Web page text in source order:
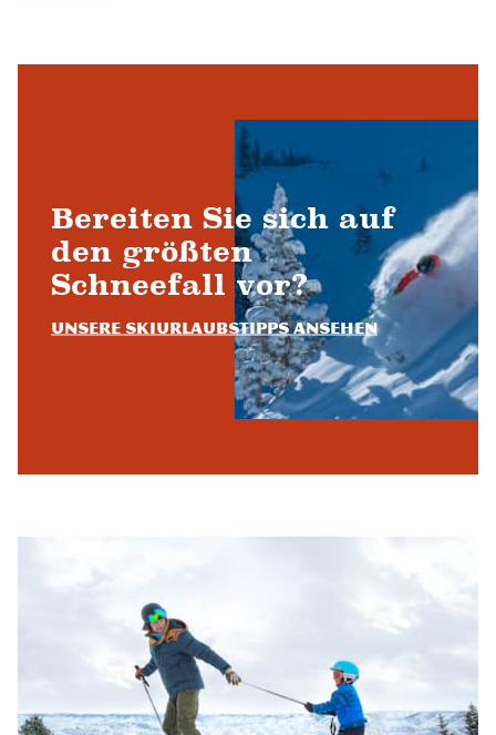
Bereiten Sie sich auf
den größten
Schneefall vor?
Unsere Skiurlaubstipps ansehen